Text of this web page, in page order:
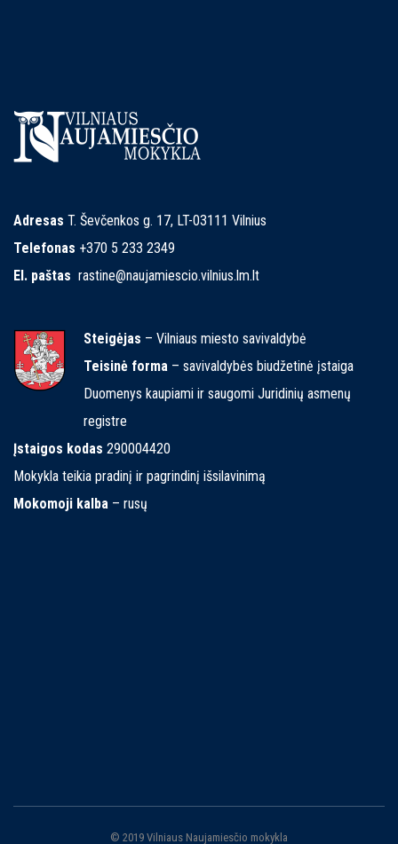
Adresas T. Ševčenkos g. 17, LT-03111 Vilnius
Telefonas +370 5 233 2349
El. paštas rastine@naujamiescio.vilnius.lm.lt
Steigėjas – Vilniaus miesto savivaldybė
Teisinė forma – savivaldybės biudžetinė įstaiga
Duomenys kaupiami ir saugomi Juridinių asmenų
registre
Įstaigos kodas 290004420
Mokykla teikia pradinį ir pagrindinį išsilavinimą
Mokomoji kalba – rusų
© 2019 Vilniaus Naujamiesčio mokykla